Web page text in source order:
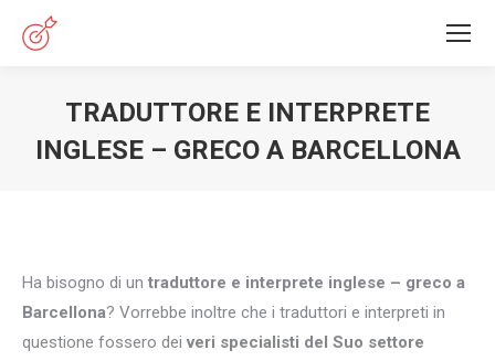
TRADUTTORE E INTERPRETE
INGLESE – GRECO A BARCELLONA
Ha bisogno di un traduttore e interprete inglese – greco a
Barcellona? Vorrebbe inoltre che i traduttori e interpreti in
questione fossero dei veri specialisti del Suo settore